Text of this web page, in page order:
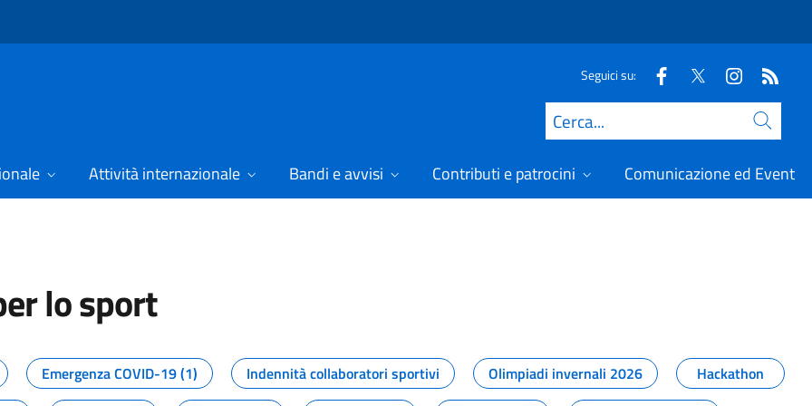
Seguici su:
Cerca
Attività internazionale Bandi e avvisi Contributi e patrocini Comunicazione ed Eventi
lo sport
dal Dipartimento per lo sport
Emergenza COVID-19 (1) Indennità collaboratori sportivi Olimpiadi invernali 2026
Hackathon